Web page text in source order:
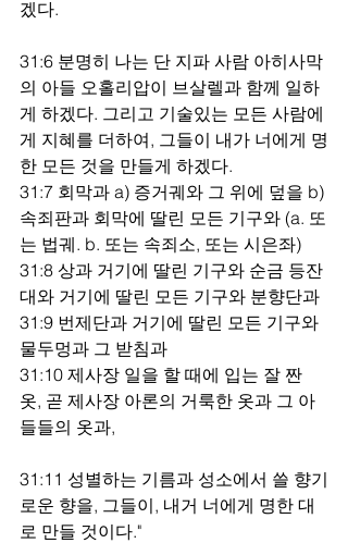
겠다.
31:6 분명히 나는 단 지파 사람 아히사막
의 아들 오홀리압이 브살렐과 함께 일하
게 하겠다. 그리고 기술있는 모든 사람에
게 지혜를 더하여, 그들이 내가 너에게 명
한 모든 것을 만들게 하겠다.
31:7 회막과 a) 증거궤와 그 위에 덮을 b)
속죄판과 회막에 딸린 모든 기구와 (a. 또
는 법궤. b. 또는 속죄소, 또는 시은좌)
31:8 상과 거기에 딸린 기구와 순금 등잔
대와 거기에 딸린 모든 기구와 분향단과
31:9 번제단과 거기에 딸린 모든 기구와
물두멍과 그 받침과
31:10 제사장 일을 할 때에 입는 잘 짠
옷, 곧 제사장 아론의 거룩한 옷과 그 아
들들의 옷과,
31:11 성별하는 기름과 성소에서 쓸 향기
로운 향을, 그들이, 내거 너에게 명한 대
로 만들 것이다."